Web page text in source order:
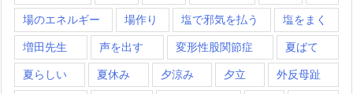
場のエネルギー 場作り 塩で邪気を払う 塩をまく
増田先生 声を出す 変形性股関節症 夏ばて
夏らしい 夏休み 夕涼み 夕立 外反母趾